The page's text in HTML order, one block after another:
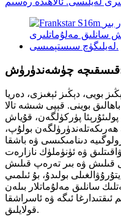
بويى، دېڭىز ئېغىزى، دەريا
بوينى. قېپى شىشە تالا
پۈركۈلگەن، قۇياش
ھەرىكەتلەندۈرۈلگەن بولۇپ،
دىنامىكىسى ۋە باشقا
ۋە ئۈنۈملۈك نازارەت
قىلىش ۋە بىر تەرەپ قىلىش
بولىدۇ، بۇ ئىلمىي
سانلىق مەلۇماتلار بىلەن
ئىگە ۋە ئاسراشقا
قولايلىق.